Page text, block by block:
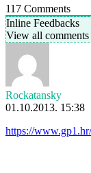
117 Comments
Inline Feedbacks
View all comments
Rockatansky
01.10.2013. 15:38
https://